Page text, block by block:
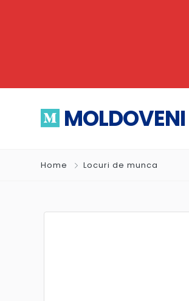
MOLDOVENI
Home Locuri de munca